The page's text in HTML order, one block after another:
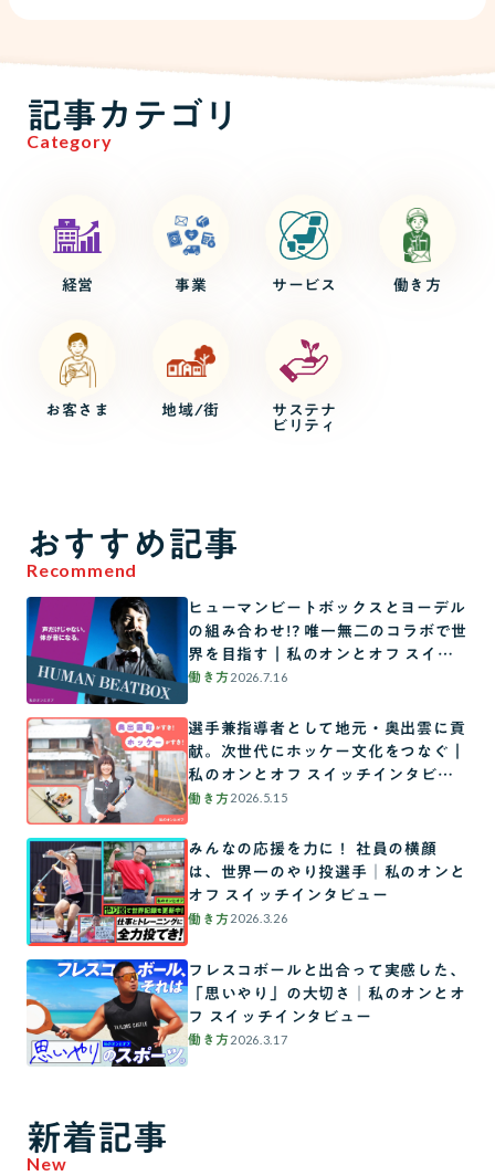
記事カテゴリ
Category
経営 事業 サービス 働き方
お客さま 地域/街
サステナ
ビリティ
おすすめ記事
Recommend
ヒューマンビートボックスとヨーデル
の組み合わせ!? 唯一無二のコラボで世
界を目指す｜私のオンとオフ スイッ
チインタビュー
働き方2026.7.16
選手兼指導者として地元・奥出雲に貢
献。次世代にホッケー文化をつなぐ｜
私のオンとオフ スイッチインタビュ
ー
働き方2026.5.15
みんなの応援を力に！ 社員の横顔
は、世界一のやり投選手│私のオンと
オフ スイッチインタビュー
働き方2026.3.26
フレスコボールと出合って実感した、
「思いやり」の大切さ│私のオンとオ
フ スイッチインタビュー
働き方2026.3.17
新着記事
New